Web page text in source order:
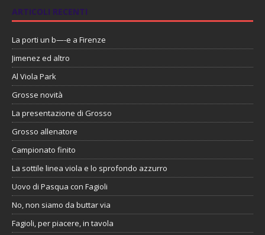
ARTICOLI RECENTI
La porti un b—-e a Firenze
Jimenez ed altro
Al Viola Park
Grosse novità
La presentazione di Grosso
Grosso allenatore
Campionato finito
La sottile linea viola e lo sprofondo azzurro
Uovo di Pasqua con Fagioli
No, non siamo da buttar via
Fagioli, per piacere, in tavola